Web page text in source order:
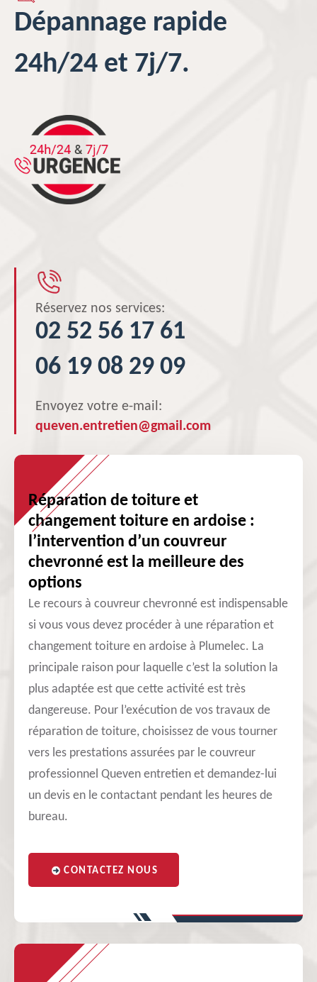
Dépannage rapide
24h/24 et 7j/7.
Réservez nos services:
02 52 56 17 61
06 19 08 29 09
Envoyez votre e-mail:
queven.entretien@gmail.com
Réparation de toiture et
changement toiture en ardoise :
l’intervention d’un couvreur
chevronné est la meilleure des
options
Le recours à couvreur chevronné est indispensable
si vous vous devez procéder à une réparation et
changement toiture en ardoise à Plumelec. La
principale raison pour laquelle c’est la solution la
plus adaptée est que cette activité est très
dangereuse. Pour l’exécution de vos travaux de
réparation de toiture, choisissez de vous tourner
vers les prestations assurées par le couvreur
professionnel Queven entretien et demandez-lui
un devis en le contactant pendant les heures de
bureau.
CONTACTEZ NOUS